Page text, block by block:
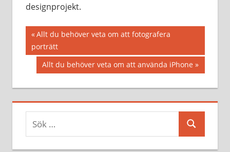
designprojekt.
Inläggsnavigering
Föregående
inlägg:
Allt du behöver veta om att fotografera
porträtt
Nästa
inlägg:
Allt du behöver veta om att använda iPhone
Sök